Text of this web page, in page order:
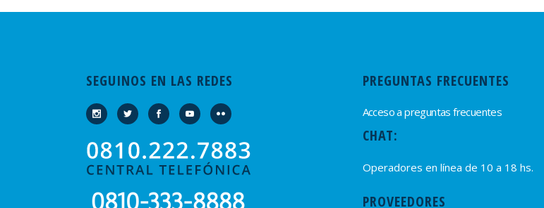
SEGUINOS EN LAS REDES PREGUNTAS FRECUENTES
Acceso a preguntas frecuentes
CHAT:
Operadores en línea de 10 a 18 hs.
PROVEEDORES